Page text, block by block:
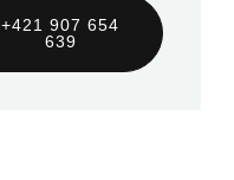
+421 907 654
639